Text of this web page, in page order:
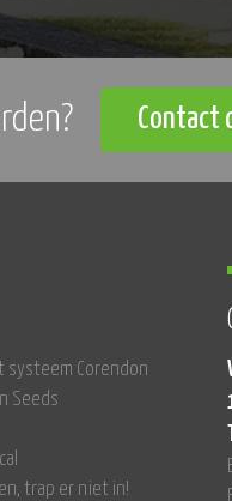
Contact
systeem Corendon
Seeds
trap er niet in!